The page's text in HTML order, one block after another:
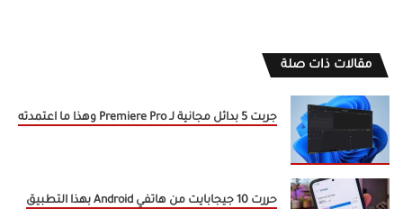
مقالات ذات صلة
جربت 5 بدائل مجانية لـ Premiere Pro وهذا ما اعتمدته
حررت 10 جيجابايت من هاتفي Android بهذا التطبيق